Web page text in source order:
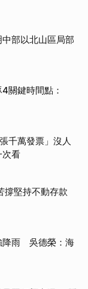
部以北山區局部
關鍵時間點：
千萬發票」沒人
看
撐堅持不動存款
降雨 吳德榮：海